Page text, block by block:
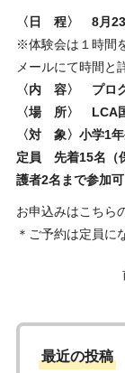
〈日 程〉 8月23
※体験会は１時間
メールにて時間と
〈内 容〉 プロ
〈場 所〉 LCA
〈対 象〉小学1
定員 先着15名（
護者2名まで参加可
お申込みはこちら
＊ご予約は定員に
最近の投稿